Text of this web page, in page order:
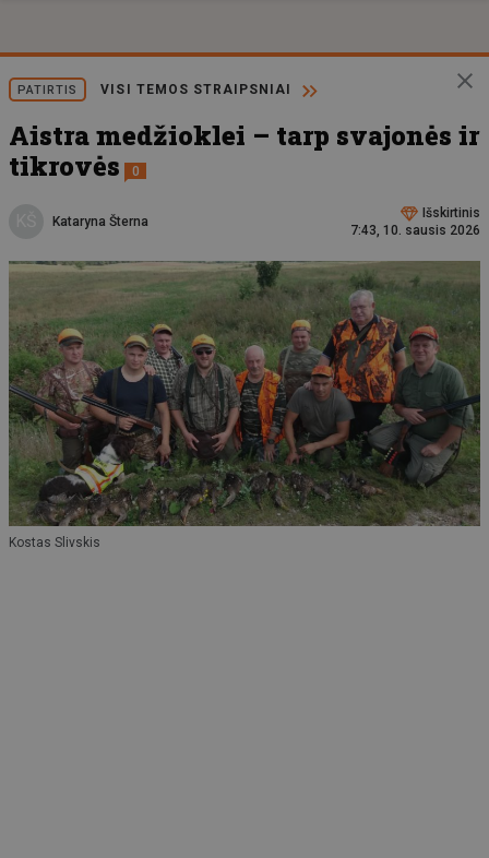
PATIRTIS VISI TEMOS STRAIPSNIAI
Aistra medžioklei – tarp svajonės ir
tikrovės
0
Kataryna Šterna
Išskirtinis
7:43, 10. sausis 2026
Kostas Slivskis